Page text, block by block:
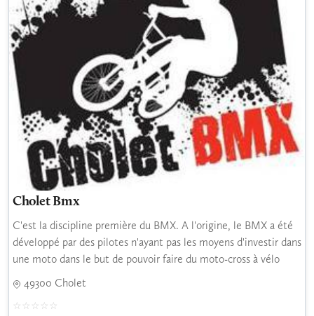
Cholet Bmx
C'est la discipline première du BMX. A l'origine, le BMX a été
développé par des pilotes n'ayant pas les moyens d'investir dans
une moto dans le but de pouvoir faire du moto-cross à vélo
49300 Cholet